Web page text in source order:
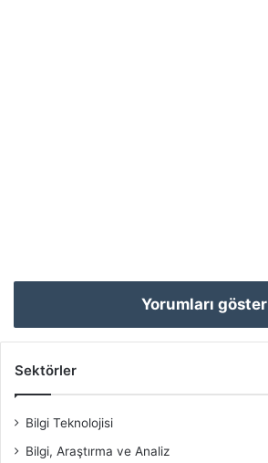
Yorumları göster
Sektörler
Bilgi Teknolojisi
Bilgi, Araştırma ve Analiz